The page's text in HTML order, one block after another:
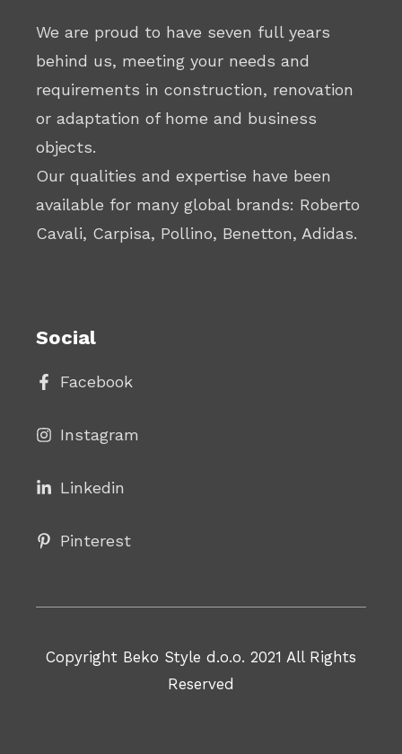
We are proud to have seven full years
behind us, meeting your needs and
requirements in construction, renovation
or adaptation of home and business
objects.
Our qualities and expertise have been
available for many global brands: Roberto
Cavali, Carpisa, Pollino, Benetton, Adidas.
Social
Facebook
Instagram
Linkedin
Pinterest
Copyright Beko Style d.o.o. 2021 All Rights
Reserved